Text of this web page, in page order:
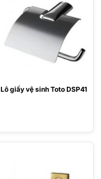
Lô giấy vệ sinh Toto DSP41